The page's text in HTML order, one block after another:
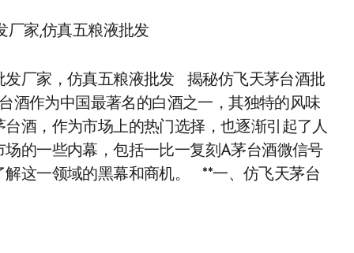
厂家,仿真五粮液批发
厂家，仿真五粮液批发 揭秘仿飞天茅台酒批
作为中国最著名的白酒之一，其独特的风味
酒，作为市场上的热门选择，也逐渐引起了人
的一些内幕，包括一比一复刻A茅台酒微信号
这一领域的黑幕和商机。 **一、仿飞天茅台